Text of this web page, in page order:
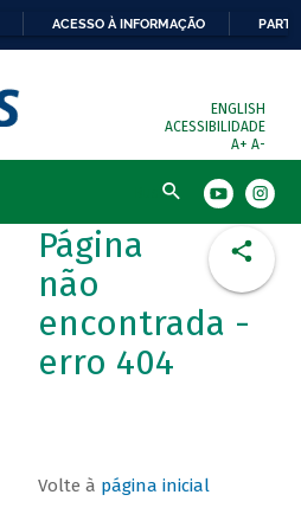
ACESSO À INFORMAÇÃO
ENGLISH
ACESSIBILIDADE
A+ A-
Busca
Página
não
encontrada -
erro 404
Volte à página inicial